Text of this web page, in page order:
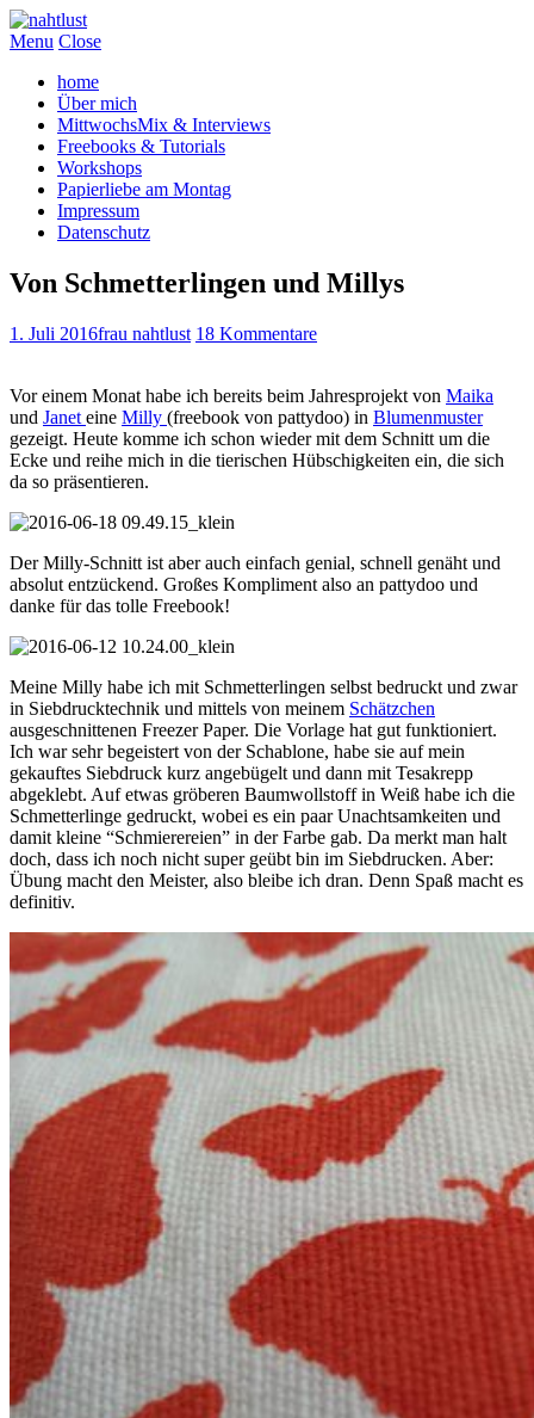
Menu Close
home
Über mich
MittwochsMix & Interviews
Freebooks & Tutorials
Workshops
Papierliebe am Montag
Impressum
Datenschutz
Von Schmetterlingen und Millys
1. Juli 2016frau nahtlust 18 Kommentare
Vor einem Monat habe ich bereits beim Jahresprojekt von Maika
und Janet eine Milly (freebook von pattydoo) in Blumenmuster
gezeigt. Heute komme ich schon wieder mit dem Schnitt um die
Ecke und reihe mich in die tierischen Hübschigkeiten ein, die sich
da so präsentieren.
Der Milly-Schnitt ist aber auch einfach genial, schnell genäht und
absolut entzückend. Großes Kompliment also an pattydoo und
danke für das tolle Freebook!
Meine Milly habe ich mit Schmetterlingen selbst bedruckt und zwar
in Siebdrucktechnik und mittels von meinem Schätzchen
ausgeschnittenen Freezer Paper. Die Vorlage hat gut funktioniert.
Ich war sehr begeistert von der Schablone, habe sie auf mein
gekauftes Siebdruck kurz angebügelt und dann mit Tesakrepp
abgeklebt. Auf etwas gröberen Baumwollstoff in Weiß habe ich die
Schmetterlinge gedruckt, wobei es ein paar Unachtsamkeiten und
damit kleine “Schmierereien” in der Farbe gab. Da merkt man halt
doch, dass ich noch nicht super geübt bin im Siebdrucken. Aber:
Übung macht den Meister, also bleibe ich dran. Denn Spaß macht es
definitiv.